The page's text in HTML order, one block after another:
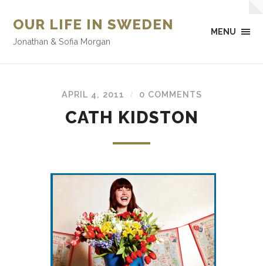
OUR LIFE IN SWEDEN
Jonathan & Sofia Morgan
MENU
APRIL 4, 2011 / 0 COMMENTS
CATH KIDSTON